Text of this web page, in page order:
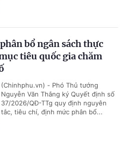
bổ ngân sách thực
tiêu quốc gia chăm
(Chinhphu.vn) - Phó Thủ tướng
Nguyễn Văn Thắng ký Quyết định số
37/2026/QĐ-TTg quy định nguyên
tắc, tiêu chí, định mức phân bổ...